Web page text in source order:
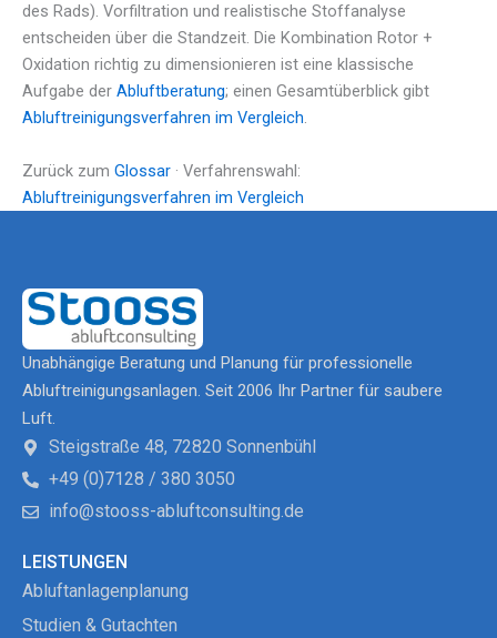
des Rads). Vorfiltration und realistische Stoffanalyse
entscheiden über die Standzeit. Die Kombination Rotor +
Oxidation richtig zu dimensionieren ist eine klassische
Aufgabe der Abluftberatung; einen Gesamtüberblick gibt
Abluftreinigungsverfahren im Vergleich.
Zurück zum Glossar · Verfahrenswahl:
Abluftreinigungsverfahren im Vergleich
Unabhängige Beratung und Planung für professionelle
Abluftreinigungsanlagen. Seit 2006 Ihr Partner für saubere
Luft.
Steigstraße 48, 72820 Sonnenbühl
+49 (0)7128 / 380 3050
info@stooss-abluftconsulting.de
LEISTUNGEN
Abluftanlagenplanung
Studien & Gutachten